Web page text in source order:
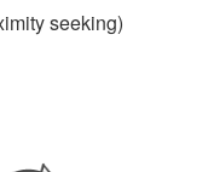
seeking)